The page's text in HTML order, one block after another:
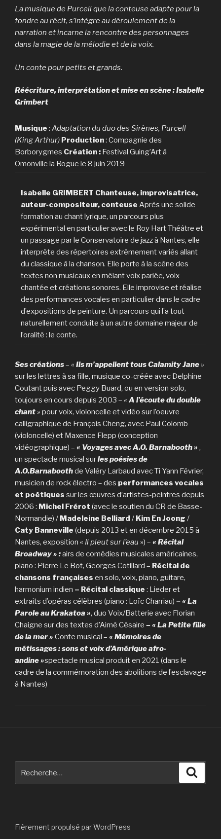
La musique de Purcell que la conteuse adapte pour la
fondre au récit, s’intègre au déroulement de la
narration et incarne la rencontre des personnages
dans la magie de la mélodie et de la voix.
Un conte pour petits et grands.
Réécriture, interprétation et mise en scène : Isabelle
Grimbert
Musique : Adaptation du duo des Sirènes, Purcell
(King Arthur) Production: Compagnie des
Borborygmes Création : Festival Guing’Art à
Omonville la Rogue le 8 juin 2019
Isabelle GRIMBERT Chanteuse, improvisatrice,
auteur-compositeur, conteuse Après une solide
formation au chant lyrique, un parcours plus
expérimental en particulier avec le Roy Hart Théâtre et
un passage par le Conservatoire de jazz à Nantes, elle
interprète des répertoires extrêmement variés allant
du classique à la chanson. Elle porte à la scène des
textes non musicaux en mêlant voix parlée, voix
chantée et créations sonores. Elle improvise et réalise
des performances vocales en particulier dans le cadre
d’expositions de peinture. Un parcours qui l’a tout
naturellement conduite à un autre domaine majeur de
l’oralité : le conte.
Ses créations– « Ils m’appellent tous Calamity Jane»
sur les lettres à sa fille, musique co-créée avec Delphine
Coutant puis avec Peggy Buard, ou en version solo,
toujours en cours depuis 2003 – « A l’écoute du double
chant» pour voix, violoncelle et vidéo sur l’oeuvre
calligraphique de François Cheng, avec Paul Colomb
(violoncelle) et Maxence Flepp (conception
vidéographique) – « Voyages avec A.O. Barnabooth » ,
un spectacle musical surles poésies de
A.O.Barnaboothde Valéry Larbaud avec Ti Yann Février,
musicien de rock électro – des performances vocales
et poétiques sur les œuvres d’artistes-peintres depuis
2006 : Michel Frérot (avec le soutien du CR de Basse-
Normandie) / Madeleine Belliard / Kim En Joong /
Caty Banneville (depuis 2013 et en décembre 2015 à
Nantes, exposition « Il pleut sur l’eau ») – « Récital
Broadway » :airs de comédies musicales américaines,
piano : Pierre Le Bot, Georges Cotillard – Récital de
chansons françaises en solo, voix, piano, guitare,
harmonium indien – Récital classique : Lieder et
extraits d’opéras célèbres (piano : Loïc Charriau) – « La
Parole au Krakatoa », duo Voix/Batterie avec Florian
Chaigne sur des textes d’Aimé Césaire – « La Petite fille
de la mer » Conte musical – « Mémoires de
métissages : sons et voix d’Amérique afro-
andine »spectacle musical produit en 2021 (dans le
cadre de la commémoration des abolitions de l’esclavage
à Nantes)
Fièrement propulsé par WordPress